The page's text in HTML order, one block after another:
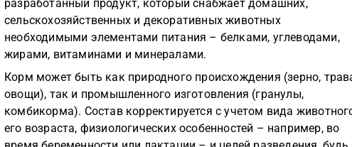
разработанный продукт, который снабжает домашних,
сельскохозяйственных и декоративных животных
необходимыми элементами питания – белками, углеводами,
жирами, витаминами и минералами.
Корм может быть как природного происхождения (зерно,
овощи), так и промышленного изготовления (гранулы,
комбикорма). Состав корректируется с учетом вида
его возраста, физиологических особенностей – например, во